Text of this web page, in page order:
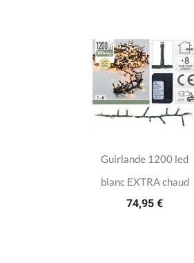
Guirlande 1200 led
blanc EXTRA chaud
74,95 €